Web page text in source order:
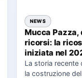
NEWS
Mucca Pazza,
ricorsi: la
iniziata nel
La storia recente
la costruzione